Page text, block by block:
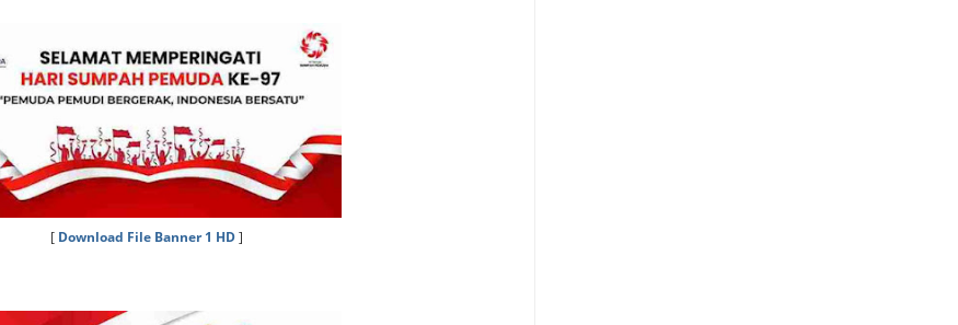
[ Download File Banner 1 HD]